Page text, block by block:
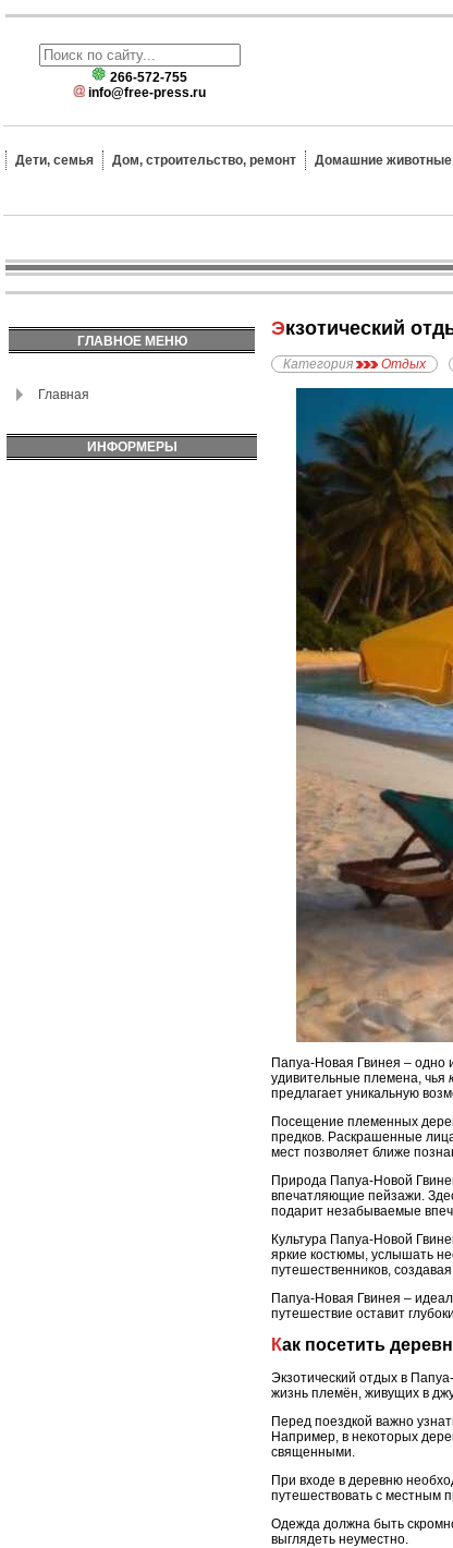
266-572-755
info@free-press.ru
Дети, семья Дом, строительство, ремонт Домашние животные
ГЛАВНОЕ МЕНЮ
Главная
ИНФОРМЕРЫ
Экзотический
Категория Отдых
Папуа-Новая Гвинея – одно
удивительные племена, чья
предлагает уникальную
Посещение племенных
предков. Раскрашенные
мест позволяет ближе
Природа Папуа-Новой
впечатляющие пейзажи.
подарит незабываемые
Культура Папуа-Новой
яркие костюмы, услышать
путешественников,
Папуа-Новая Гвинея –
путешествие оставит
Как посетить
Экзотический отдых в
жизнь племён, живущих в
Перед поездкой важно
Например, в некоторых
священными.
При входе в деревню
путешествовать с местным
Одежда должна быть
выглядеть неуместно.